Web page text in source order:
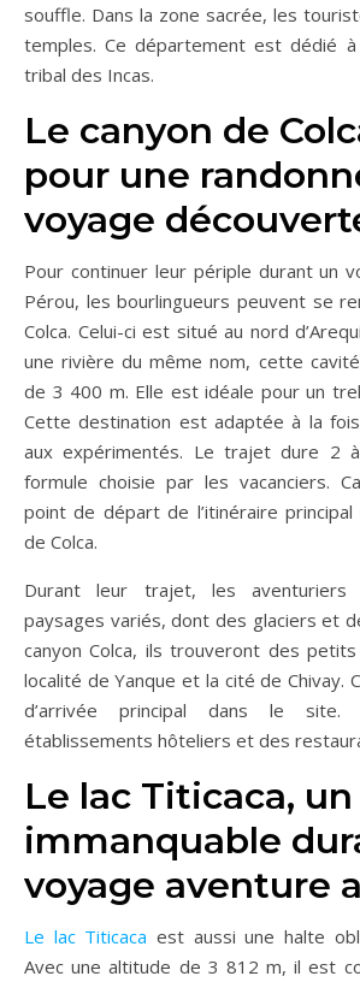
souffle. Dans la zone sacrée, les
temples. Ce département est dédié
tribal des Incas.
Le canyon de
pour une
voyage
Pour continuer leur périple durant un
Pérou, les bourlingueurs peuvent se
Colca. Celui-ci est situé au nord
une rivière du même nom, cette
de 3 400 m. Elle est idéale pour un
Cette destination est adaptée à la
aux expérimentés. Le trajet dure 2
formule choisie par les vacanciers.
point de départ de l’itinéraire principal
de Colca.
Durant leur trajet, les aventuriers
paysages variés, dont des glaciers et
canyon Colca, ils trouveront des
localité de Yanque et la cité de Chivay.
d’arrivée principal dans le
établissements hôteliers et des
Le lac Titicaca,
immanquable
voyage aventure
Le lac Titicaca est aussi une halte
Avec une altitude de 3 812 m, il est